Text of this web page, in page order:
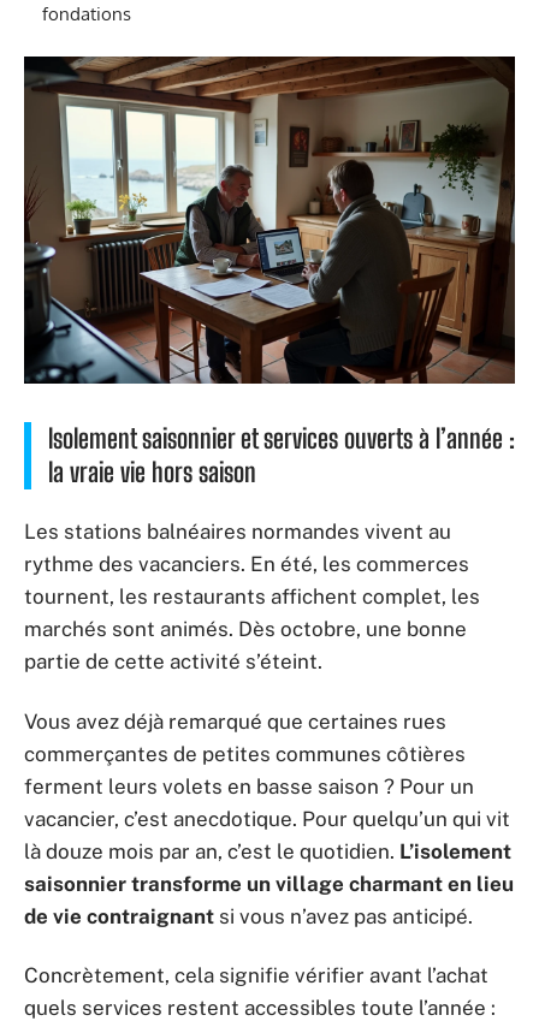
fondations
Isolement saisonnier et services ouverts à l’année :
la vraie vie hors saison
Les stations balnéaires normandes vivent au
rythme des vacanciers. En été, les commerces
tournent, les restaurants affichent complet, les
marchés sont animés. Dès octobre, une bonne
partie de cette activité s’éteint.
Vous avez déjà remarqué que certaines rues
commerçantes de petites communes côtières
ferment leurs volets en basse saison ? Pour un
vacancier, c’est anecdotique. Pour quelqu’un qui vit
là douze mois par an, c’est le quotidien. L’isolement
saisonnier transforme un village charmant en lieu
de vie contraignant si vous n’avez pas anticipé.
Concrètement, cela signifie vérifier avant l’achat
quels services restent accessibles toute l’année :